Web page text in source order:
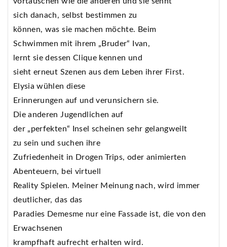
sich danach, selbst bestimmen zu
können, was sie machen möchte. Beim
Schwimmen mit ihrem „Bruder“ Ivan,
lernt sie dessen Clique kennen und
sieht erneut Szenen aus dem Leben ihrer First.
Elysia wühlen diese
Erinnerungen auf und verunsichern sie.
Die anderen Jugendlichen auf
der „perfekten“ Insel scheinen sehr gelangweilt
zu sein und suchen ihre
Zufriedenheit in Drogen Trips, oder animierten
Abenteuern, bei virtuell
Reality Spielen. Meiner Meinung nach, wird immer
deutlicher, das das
Paradies Demesme nur eine Fassade ist, die von den
Erwachsenen
krampfhaft aufrecht erhalten wird.